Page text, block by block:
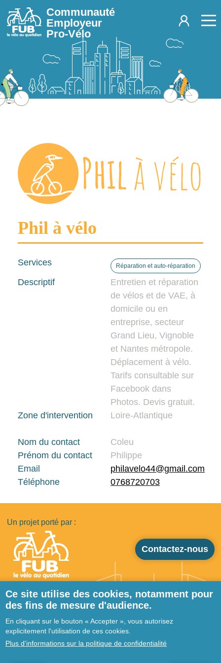
Aller au contenu principal
Communauté
Employeur
Pro-Vélo
Phil à vélo
Services Réparation et auto-réparation
Descriptif
Entretien et réparation
de vélos et de VAE, à
domicile ou en
entreprise, secteur
Grand Lieu, Vignoble
et Nantes métropole.
Déplacement à vélo.
Tarifs consultable sur
Facebook dans
Photos. Devis gratuit.
Zone d'intervention
Loire-Atlantique
Nom du contact
Coleu
Prénom du contact
Philippe
Email
philavelo44@gmail.com
Téléphone
0768720703
Un projet porté par :
Contactez-nous
Pied de page
Qui sommes-nous ?
Ressources
Prestataires
Actualités
Ce site utilise des cookies, notamment pour
des fins de mesure d'audience.
En cliquant sur le bouton « Accepter », vous autorisez
explicitement l'utilisation de ces cookies.
Plus d'informations sur la politique de confidentialité